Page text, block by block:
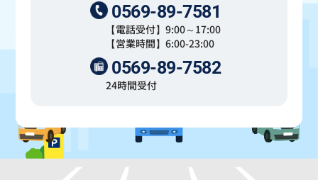
0569-89-7581
【電話受付】9:00～17:00
【営業時間】6:00-23:00
0569-89-7582
24時間受付